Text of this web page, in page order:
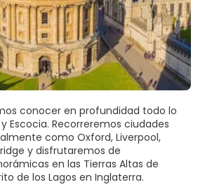
conocer en profundidad todo lo
Escocia. Recorreremos ciudades
como Oxford, Liverpool,
y disfrutaremos de
en las Tierras Altas de
de los Lagos en Inglaterra.